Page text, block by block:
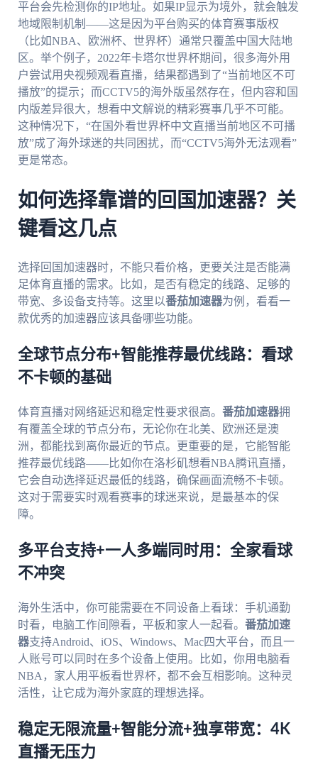
平台会先检测你的IP地址。如果IP显示为境外，就会触发
地域限制机制——这是因为平台购买的体育赛事版权
（比如NBA、欧洲杯、世界杯）通常只覆盖中国大陆地
区。举个例子，2022年卡塔尔世界杯期间，很多海外用
户尝试用央视频观看直播，结果都遇到了“当前地区不可
播放”的提示；而CCTV5的海外版虽然存在，但内容和国
内版差异很大，想看中文解说的精彩赛事几乎不可能。
这种情况下，“在国外看世界杯中文直播当前地区不可播
放”成了海外球迷的共同困扰，而“CCTV5海外无法观看”
更是常态。
如何选择靠谱的回国加速器？关
键看这几点
选择回国加速器时，不能只看价格，更要关注是否能满
足体育直播的需求。比如，是否有稳定的线路、足够的
带宽、多设备支持等。这里以番茄加速器为例，看看一
款优秀的加速器应该具备哪些功能。
全球节点分布+智能推荐最优线路：看球
不卡顿的基础
体育直播对网络延迟和稳定性要求很高。 番茄加速器拥
有覆盖全球的节点分布，无论你在北美、欧洲还是澳
洲，都能找到离你最近的节点。更重要的是，它能智能
推荐最优线路——比如你在洛杉矶想看NBA腾讯直播，
它会自动选择延迟最低的线路，确保画面流畅不卡顿。
这对于需要实时观看赛事的球迷来说，是最基本的保
障。
多平台支持+一人多端同时用：全家看球
不冲突
海外生活中，你可能需要在不同设备上看球：手机通勤
时看，电脑工作间隙看，平板和家人一起看。 番茄加速
器支持Android、iOS、Windows、Mac四大平台，而且一
人账号可以同时在多个设备上使用。比如，你用电脑看
NBA，家人用平板看世界杯，都不会互相影响。这种灵
活性，让它成为海外家庭的理想选择。
稳定无限流量+智能分流+独享带宽：4K
直播无压力